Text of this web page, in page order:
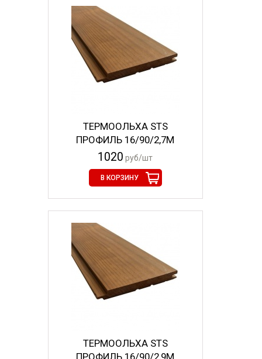
ТЕРМООЛЬХА STS
ПРОФИЛЬ 16/90/2,7М
1020 руб/шт
В КОРЗИНУ
ТЕРМООЛЬХА STS
ПРОФИЛЬ 16/90/2,9М